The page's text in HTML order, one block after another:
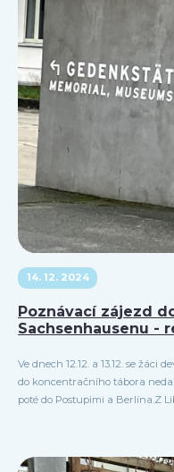
14. 12. 2024
Poznávací zájezd
Sachsenhausenu -
Ve dnech 12.12. a 13.12. se
do koncentračního tábora
poté do Postupimi a Berlína.Z